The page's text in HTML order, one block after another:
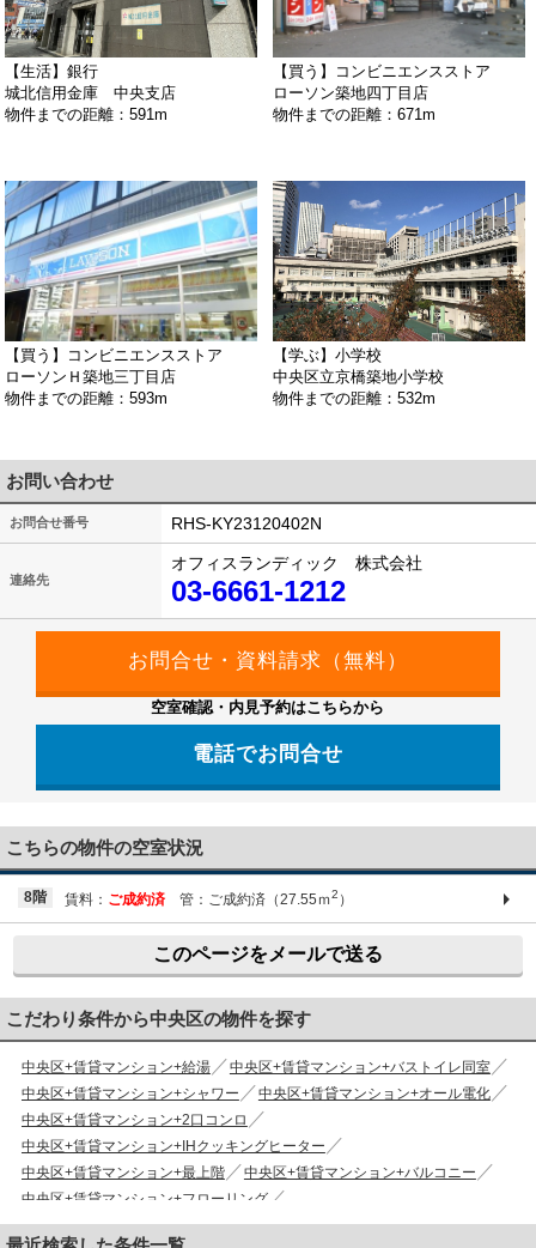
【生活】銀行
城北信用金庫 中央支店
物件までの距離：591m
【買う】コンビニエンスストア
ローソン築地四丁目店
物件までの距離：671m
【買う】コンビニエンスストア
ローソンＨ築地三丁目店
物件までの距離：593m
【学ぶ】小学校
中央区立京橋築地小学校
物件までの距離：532m
お問い合わせ
お問合せ番号 RHS-KY23120402N
連絡先
オフィスランディック 株式会社
03-6661-1212
空室確認・内見予約はこちらから
電話でお問合せ
こちらの物件の空室状況
8階 賃料： ご成約済 管：ご成約済（27.55ｍ2 ）
このページをメールで送る
こだわり条件から中央区の物件を探す
中央区+賃貸マンション+給湯
中央区+賃貸マンション+バストイレ同室
中央区+賃貸マンション+シャワー
中央区+賃貸マンション+オール電化
中央区+賃貸マンション+2口コンロ
中央区+賃貸マンション+IHクッキングヒーター
中央区+賃貸マンション+最上階
中央区+賃貸マンション+バルコニー
中央区+賃貸マンション+フローリング
中央区+賃貸マンション+エアコン
中央区+賃貸マンション+収納